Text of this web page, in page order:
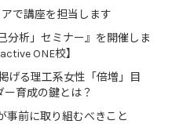
で講座を担当します
分析」セミナー』を開催しま
ONE校】
げる理工系女性「倍増」目
育成の鍵とは？
事前に取り組むべきこと